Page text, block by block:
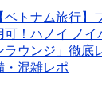
ベトナム旅行】
可！ハノイ ノ
ラウンジ」徹底
・混雑レポ